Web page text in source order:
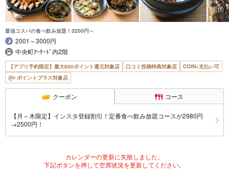
最強コスパの食べ飲み放題！3200円～
2001～3000円
中央町ｱｰｹｰﾄﾞ内2階
【アプリ予約限定】最大800ポイント還元対象店 口コミ投稿特典対象店
COIN+支払い可
ポイントプラス対象店
クーポン コース
【月～木限定】インスタ登録割引！定番食べ飲み放題コースが2980円
→2500円！
カレンダーの更新に失敗しました。
下記ボタンを押して空席状況を更新してください。